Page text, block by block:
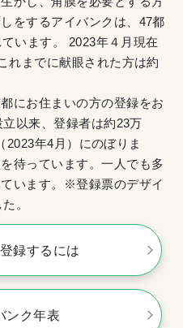
をするアイバンクは、47都
います。 2023年４月現在
れまでに献眼された方は約
にお住まいの方の登録をお
以来、登録者は約23万
2023年4月）にのぼりま
待っています。一人でも多
います。※登録票のデザイ
。
録するには
ンク年表